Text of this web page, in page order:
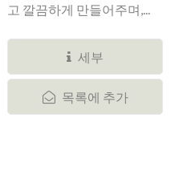
고 깔끔하게 만들어주며,...
세부
목록에 추가